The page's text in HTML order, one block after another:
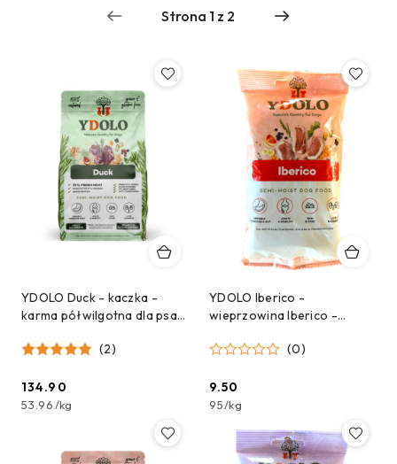
Najpopularniejsze.
YDOLO Duck - kaczka -
karma półwilgotna dla psa
(2)
Cena:
134.90
53.96/kg
YDOLO Iberico -
wieprzowina Iberico -
próbka - 100g(0)
Cena:
9.50
95/kg